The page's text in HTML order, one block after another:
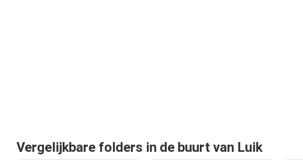
Vergelijkbare folders in de buurt van Luik